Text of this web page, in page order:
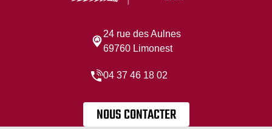
24 rue des Aulnes
69760 Limonest
04 37 46 18 02
NOUS CONTACTER